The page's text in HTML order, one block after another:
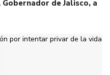
de Jalisco, a